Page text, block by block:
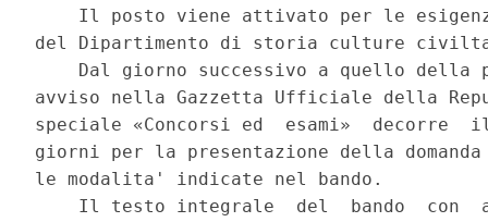
Il posto viene attivato per le
del Dipartimento di storia culture
Dal giorno successivo a quello della
avviso nella Gazzetta Ufficiale della
speciale «Concorsi ed  esami»
giorni per la presentazione della
le modalita' indicate nel bando.
Il testo integrale  del  bando  con